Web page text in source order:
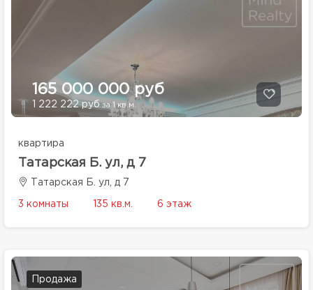
165 000 000 руб
1 222 222 руб за 1 кв.м.
квартира
Татарская Б. ул, д 7
Татарская Б. ул, д 7
3 комнаты 135 кв.м. 6 этаж
Продажа